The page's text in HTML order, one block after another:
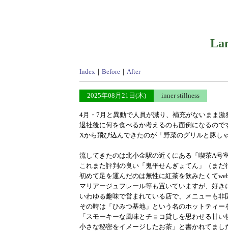
Index ｜ Before ｜ After
2025年08月21日(木) inner stillness
4月・7月と異動で人員が減り、補充がないまま
退社後に何を食べるか考えるのも面倒になるので
Xから飛び込んできたのが「野菜のグリルと豚し
流してきたのは北小金駅の近くにある「喫茶A号
これまた評判の良い「鬼平せんぎょてん」（ま
初めて足を運んだのは無性に紅茶を飲みたくて
マリアージュフレール等も置いていますが、好
いわゆる趣味で営まれている店で、メニューも非
その時は「ひみつ基地」という名のホットティ
「スモーキーな風味とチョコ貸しを思わせる甘
小さな秘密をイメージしたお茶」と書かれてま